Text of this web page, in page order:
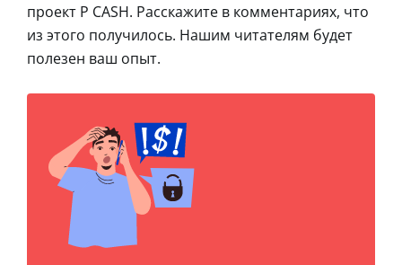
проект P CASH. Расскажите в комментариях, что
из этого получилось. Нашим читателям будет
полезен ваш опыт.